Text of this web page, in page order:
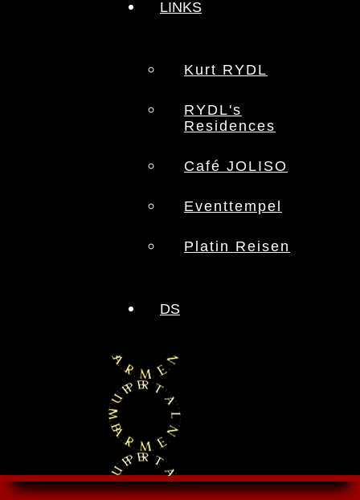
LINKS
Kurt RYDL
RYDL's
Residences
Café JOLISO
Eventtempel
Platin Reisen
DS